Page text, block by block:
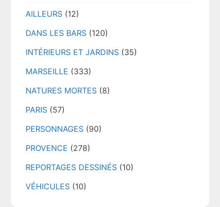
AILLEURS (12)
DANS LES BARS (120)
INTÉRIEURS ET JARDINS (35)
MARSEILLE (333)
NATURES MORTES (8)
PARIS (57)
PERSONNAGES (90)
PROVENCE (278)
REPORTAGES DESSINÉS (10)
VÉHICULES (10)